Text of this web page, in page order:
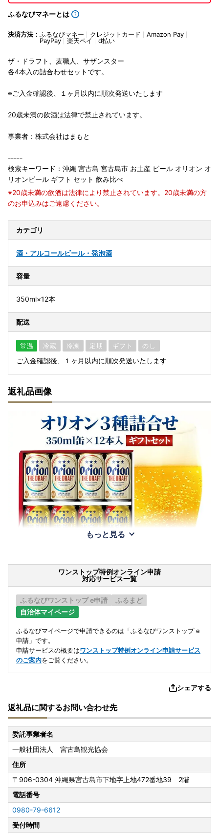
ふるなびマネーとは
決済方法： ふるなびマネー クレジットカード
Amazon Pay
PayPay
楽天ペイ d払い
ザ・ドラフト、麦職人、サザンスター
各4本入の詰合わせセットです。
※ご入金確認後、１ヶ月以内に順次発送いたします
20歳未満の飲酒は法律で禁止されています。
事業者：株式会社はまもと
-----
検索キーワード：沖縄 宮古島 宮古島市 お土産 ビール オリオン オ
リオンビール ギフト セット 飲み比べ
※20歳未満の飲酒は法律により禁止されています。20歳未満の方
のお申込みはご遠慮ください。
カテゴリ
酒・アルコールビール・発泡酒
容量
350ml×12本
配送
常温 冷蔵 冷凍 定期 ギフト のし
ご入金確認後、１ヶ月以内に順次発送いたします
返礼品画像
もっと見る
ワンストップ特例オンライン申請
対応サービス一覧
ふるなびワンストップ e申請
ふるまど
自治体マイページ
ふるなびマイページで申請できるのは「ふるなびワンストップ e
申請」です。
申請サービスの概要はワンストップ特例オンライン申請サービス
のご案内をご覧ください。
シェアする
返礼品に関するお問い合わせ先
委託事業者名
一般社団法人 宮古島観光協会
住所
〒906-0304 沖縄県宮古島市下地字上地472番地39 2階
電話番号
0980-79-6612
受付時間